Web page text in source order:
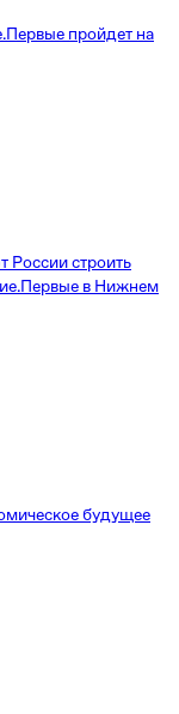
пройдет на
России строить
в Нижнем
будущее